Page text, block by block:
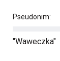
Pseudonim:
"Waweczka"